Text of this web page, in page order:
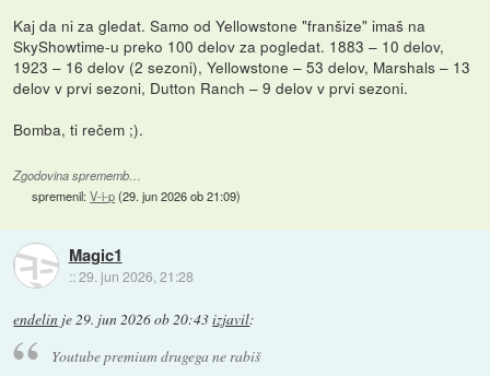
Kaj da ni za gledat. Samo od Yellowstone "franšize" imaš na
SkyShowtime-u preko 100 delov za pogledat. 1883 – 10 delov,
1923 – 16 delov (2 sezoni), Yellowstone – 53 delov, Marshals – 13
delov v prvi sezoni, Dutton Ranch – 9 delov v prvi sezoni.
Bomba, ti rečem ;).
Zgodovina sprememb…
spremenil:V-i-p(29. jun 2026 ob 21:09)
Magic1
::29. jun 2026, 21:28
endelin je29. jun 2026 ob 20:43izjavil:
Youtube premium drugega ne rabiš